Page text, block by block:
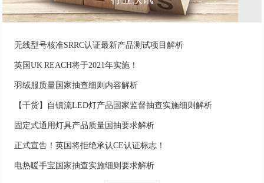
无线型号核准SRRC认证最新产品测试项目解析
英国UK REACH将于2021年实施！
羽绒服质量国家抽查细则内容解析
【干货】自镇流LED灯产品国家监督抽查实施细则解析
固定式通用灯具产品质量国抽要求解析
正式宣告！英国将拒绝承认CE认证标志！
电热暖手宝国家抽查实施细则要求解析